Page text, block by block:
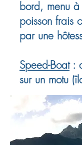
bord, menu
poisson frais
par une
Speed-Boat:
sur un motu